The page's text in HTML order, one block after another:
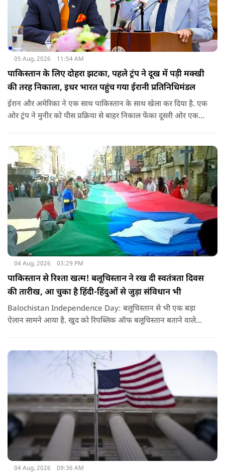
05 Aug, 2026 11:54 AM
पाकिस्तान के लिए दोहरा झटका, पहले ट्रंप ने दूख में पड़ी मक्खी
की तरह निकाला, इधर भारत पहुंच गया ईरानी प्रतिनिधिमंडल
ईरान और अमेरिका ने एक साथ पाकिस्तान के साथ खेला कर दिया है. एक
ओर ट्रंप ने मुनीर को पीस प्रक्रिया से बाहर निकाल फेंका दूसरी ओर एक
04 Aug, 2026 03:29 PM
पाकिस्तान से रिश्ता खत्म! बलूचिस्तान ने रख दी स्वतंत्रता दिवस
की तारीख, आ चुका है हिंदी-हिंदुओं से जुड़ा संविधान भी
Balochistan Independence Day: बलूचिस्तान से भी एक बड़ा
ऐलान सामने आया है. खुद को रिपब्लिक ऑफ बलूचिस्तान बताने वाले
04 Aug, 2026 09:36 AM